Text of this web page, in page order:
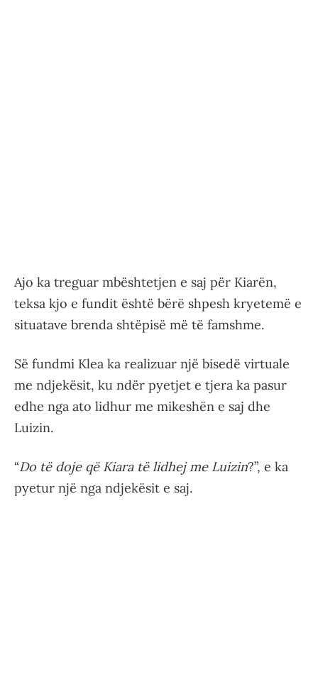
Ajo ka treguar mbështetjen e saj për Kiarën,
teksa kjo e fundit është bërë shpesh kryetemë e
situatave brenda shtëpisë më të famshme.
Së fundmi Klea ka realizuar një bisedë virtuale
me ndjekësit, ku ndër pyetjet e tjera ka pasur
edhe nga ato lidhur me mikeshën e saj dhe
Luizin.
“Do të doje që Kiara të lidhej me Luizin?”, e ka
pyetur një nga ndjekësit e saj.